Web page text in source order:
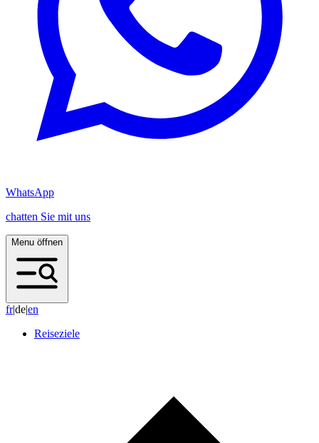
WhatsApp
chatten Sie mit uns
Menu öffnen
fr|de|en
Reiseziele